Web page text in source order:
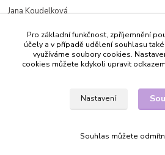
Jana Koudelková
PO - PÁ (8-16h)
info@decida.cz
Pro základní funkčnost, zpříjemnění
účely a v případě udělení souhlasu
využíváme soubory cookies.
cookies můžete kdykoli upravit
Nastavení
Souhlas můžete